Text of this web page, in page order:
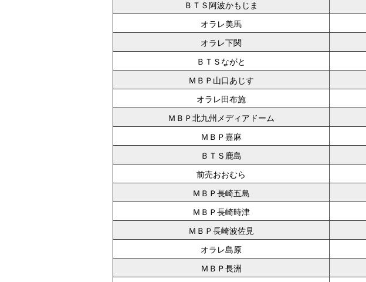
ＢＴＳ阿波かもじま
オラレ美馬
オラレ下関
ＢＴＳながと
ＭＢＰ山口あじす
オラレ田布施
ＭＢＰ北九州メディアドーム
ＭＢＰ嘉麻
ＢＴＳ鹿島
前売おおむら
ＭＢＰ長崎五島
ＭＢＰ長崎時津
ＭＢＰ長崎波佐見
オラレ島原
ＭＢＰ長洲